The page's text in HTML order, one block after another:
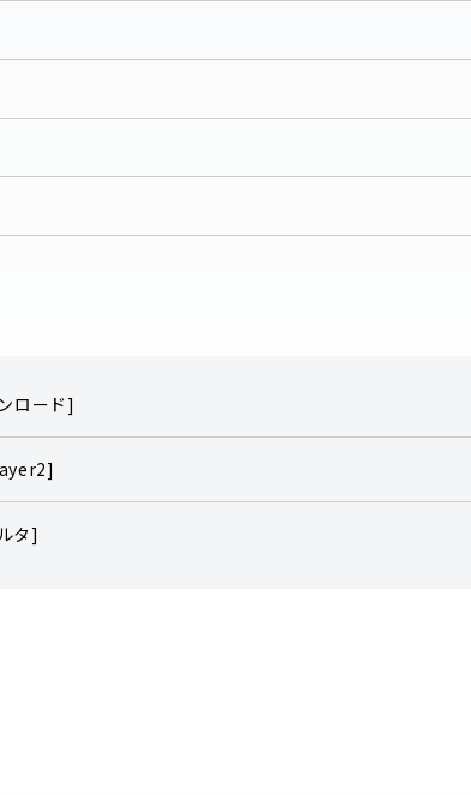
ロード]
タ]